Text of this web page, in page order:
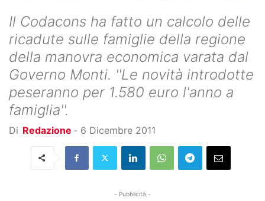
Il Codacons ha fatto un calcolo delle
ricadute sulle famiglie della regione
della manovra economica varata dal
Governo Monti. ''Le novità introdotte
peseranno per 1.580 euro l'anno a
famiglia''.
Di Redazione - 6 Dicembre 2011
- Pubblicità -